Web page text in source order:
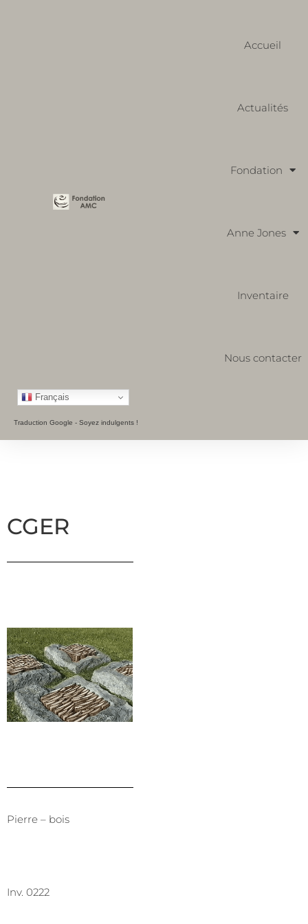
Accueil
Actualités
Fondation
Anne Jones
Inventaire
Nous contacter
Français
Traduction Google - Soyez indulgents !
CGER
Pierre – bois
Inv. 0222